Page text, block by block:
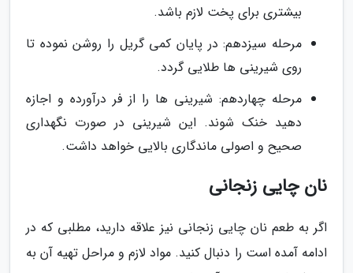
بیشتری برای پخت لازم باشد.
مرحله سیزدهم: در پایان کمی گریل را روشن نموده تا
روی شیرینی ها طلایی گردد.
مرحله چهاردهم: شیرینی ها را از فر درآورده و اجازه
دهید خنک شوند. این شیرینی در صورت نگهداری
صحیح و اصولی ماندگاری بالایی خواهد داشت.
نان چایی زنجانی
اگر به طعم نان چایی زنجانی نیز علاقه دارید، مطلبی که در
ادامه آمده است را دنبال کنید. مواد لازم و مراحل تهیه آن به